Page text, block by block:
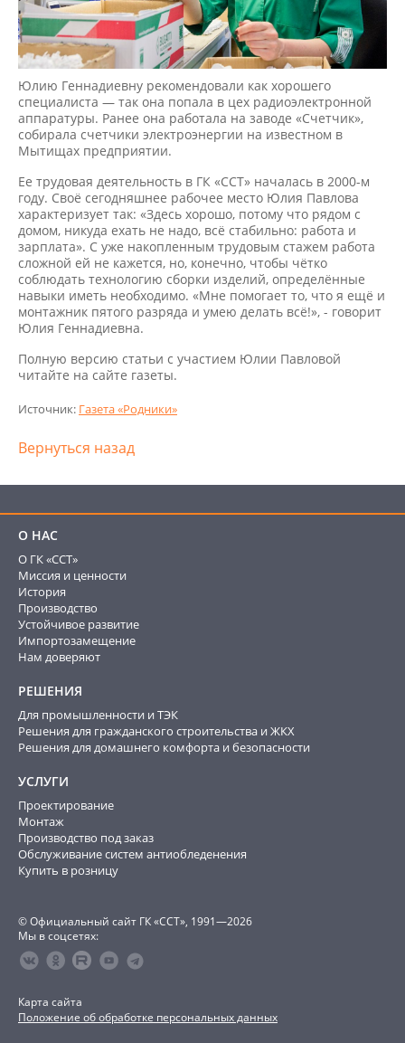
Юлию Геннадиевну рекомендовали как хорошего
специалиста — так она попала в цех радиоэлектронной
аппаратуры. Ранее она работала на заводе «Счетчик»,
собирала счетчики электроэнергии на известном в
Мытищах предприятии.
Ее трудовая деятельность в ГК «ССТ» началась в 2000-м
году. Своё сегодняшнее рабочее место Юлия Павлова
характеризует так: «Здесь хорошо, потому что рядом с
домом, никуда ехать не надо, всё стабильно: работа и
зарплата». С уже накопленным трудовым стажем работа
сложной ей не кажется, но, конечно, чтобы чётко
соблюдать технологию сборки изделий, определённые
навыки иметь необходимо. «Мне помогает то, что я ещё и
монтажник пятого разряда и умею делать всё!», - говорит
Юлия Геннадиевна.
Полную версию статьи с участием Юлии Павловой
читайте на сайте газеты.
Источник: Газета «Родники»
Вернуться назад
О НАС
О ГК «ССТ»
Миссия и ценности
История
Производство
Устойчивое развитие
Импортозамещение
Нам доверяют
РЕШЕНИЯ
Для промышленности и ТЭК
Решения для гражданского строительства и ЖКХ
Решения для домашнего комфорта и безопасности
УСЛУГИ
Проектирование
Монтаж
Производство под заказ
Обслуживание систем антиобледенения
Купить в розницу
© Официальный сайт ГК «ССТ», 1991—2026
Мы в соцсетях:
Карта сайта
Положение об обработке персональных данных